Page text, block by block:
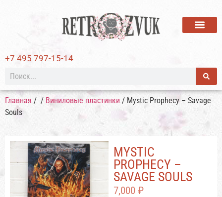
+7 495 797-15-14
Главная / / Виниловые пластинки / Mystic Prophecy – Savage
Souls
MYSTIC
PROPHECY –
SAVAGE SOULS
7,000 ₽